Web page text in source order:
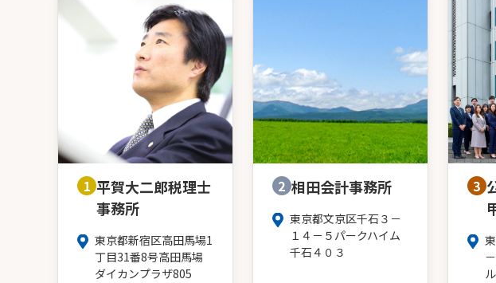
1 平賀大二郎税理士
事務所
東京都新宿区高田馬場1
丁目31番8号高田馬場
ダイカンプラザ805
2 相田会計事務所
東京都文京区千石３－
１４－５パークハイム
千石４０３
3